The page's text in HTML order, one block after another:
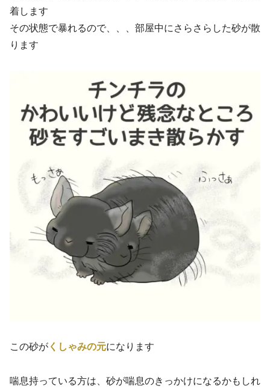
着します
その状態で暴れるので、、、部屋中にさらさらした砂が散
ります
この砂が くしゃみの元になります
喘息持っている方は、砂が喘息のきっかけになるかもしれ